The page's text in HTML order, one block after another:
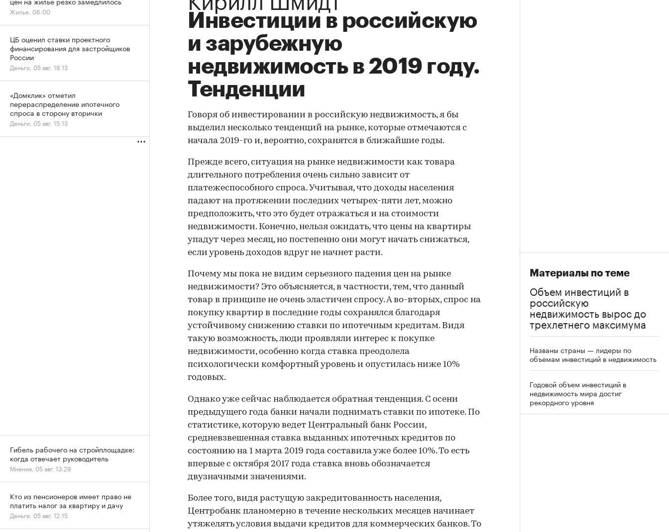
Инвестиции в российскую
и зарубежную
недвижимость в 2019 году.
Тенденции
Говоря об инвестировании в российскую недвижимость, я бы
выделил несколько тенденций на рынке, которые отмечаются с
начала 2019-го и, вероятно, сохранятся в ближайшие годы.
Прежде всего, ситуация на рынке недвижимости как товара
длительного потребления очень сильно зависит от
платежеспособного спроса. Учитывая, что доходы населения
падают на протяжении последних четырех-пяти лет, можно
предположить, что это будет отражаться и на стоимости
недвижимости. Конечно, нельзя ожидать, что цены на квартиры
упадут через месяц, но постепенно они могут начать снижаться,
если уровень доходов вдруг не начнет расти.
Почему мы пока не видим серьезного падения цен на рынке
недвижимости? Это объясняется, в частности, тем, что данный
товар в принципе не очень эластичен спросу. А во-вторых, спрос на
покупку квартир в последние годы сохранялся благодаря
устойчивому снижению ставки по ипотечным кредитам. Видя
такую возможность, люди проявляли интерес к покупке
недвижимости, особенно когда ставка преодолела
психологически комфортный уровень и опустилась ниже 10%
годовых.
Однако уже сейчас наблюдается обратная тенденция. С осени
предыдущего года банки начали поднимать ставки по ипотеке. По
статистике, которую ведет Центральный банк России,
средневзвешенная ставка выданных ипотечных кредитов по
состоянию на 1 марта 2019 года составила уже более 10%. То есть
впервые с октября 2017 года ставка вновь обозначается
двузначными значениями.
Более того, видя растущую закредитованность населения,
Центробанк планомерно в течение нескольких месяцев начинает
утяжелять условия выдачи кредитов для коммерческих банков. То
Материалы по теме
Объем инвестиций в
российскую
недвижимость вырос до
трехлетнего максимума
Названы страны — лидеры по
объемам инвестиций в недвижимость
Годовой объем инвестиций в
недвижимость мира достиг
рекордного уровня
Жилье, 06:00
ЦБ оценил ставки проектного
финансирования для застройщиков
России
Деньги, 05 авг, 18:13
«Домклик» отметил
перераспределение ипотечного
спроса в сторону вторички
Деньги, 05 авг, 15:13
Гибель рабочего на стройплощадке:
когда отвечает руководитель
Мнения, 05 авг, 13:29
Кто из пенсионеров имеет право не
платить налог за квартиру и дачу
Деньги, 05 авг, 12:15